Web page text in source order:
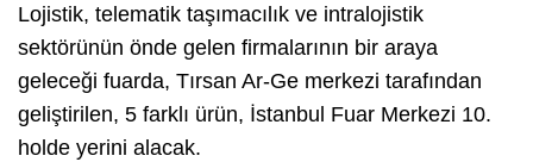
Lojistik, telematik taşımacılık ve intralojistik
sektörünün önde gelen firmalarının bir araya
geleceği fuarda, Tırsan Ar-Ge merkezi tarafından
geliştirilen, 5 farklı ürün, İstanbul Fuar Merkezi 10.
holde yerini alacak.